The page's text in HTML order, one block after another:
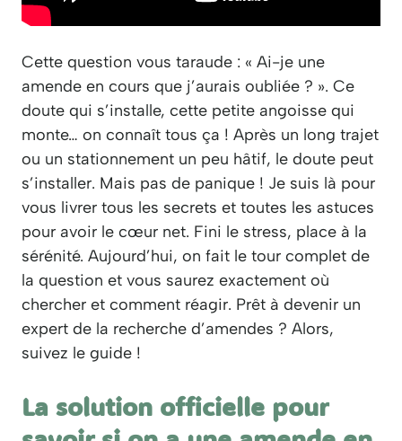
Cette question vous taraude : « Ai-je une
amende en cours que j’aurais oubliée ? ». Ce
doute qui s’installe, cette petite angoisse qui
monte… on connaît tous ça ! Après un long trajet
ou un stationnement un peu hâtif, le doute peut
s’installer. Mais pas de panique ! Je suis là pour
vous livrer tous les secrets et toutes les astuces
pour avoir le cœur net. Fini le stress, place à la
sérénité. Aujourd’hui, on fait le tour complet de
la question et vous saurez exactement où
chercher et comment réagir. Prêt à devenir un
expert de la recherche d’amendes ? Alors,
suivez le guide !
La solution officielle pour